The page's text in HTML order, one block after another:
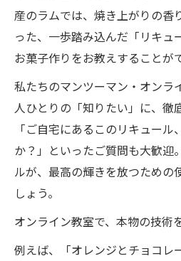
産のラムでは、焼き上がりの香
った、一歩踏み込んだ「リキュ
お菓子作りをお教えすることが
私たちのマンツーマン・オンラ
人ひとりの「知りたい」に、徹
「ご自宅にあるこのリキュー
か？」といったご質問も大歓迎
ルが、最高の輝きを放つための
しょう。
オンライン教室で、本物の技術
例えば、「オレンジとチョコレ